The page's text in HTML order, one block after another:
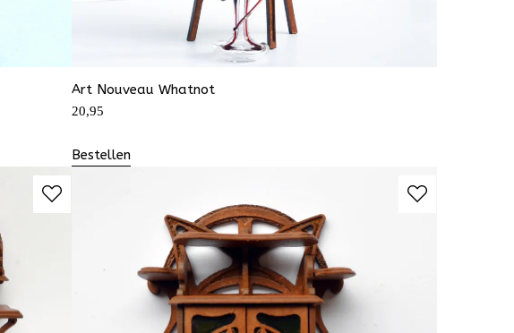
Art Nouveau Whatnot
20,95
Bestellen